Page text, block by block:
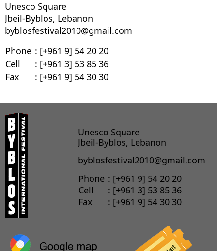
Unesco Square
Jbeil-Byblos, Lebanon
byblosfestival2010@gmail.com
Phone : [+961 9] 54 20 20
Cell
: [+961 3] 53 85 36
Fax
: [+961 9] 54 30 30
Unesco Square
Jbeil-Byblos, Lebanon
byblosfestival2010@gmail.com
Phone : [+961 9] 54 20 20
Cell
: [+961 3] 53 85 36
Fax
: [+961 9] 54 30 30